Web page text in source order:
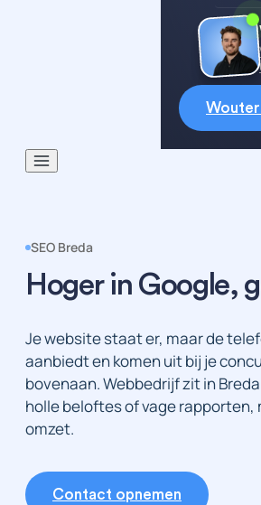
SEO Breda
Hoger in Google,
Je website staat er, maar de
aanbiedt en komen uit bij je
bovenaan. Webbedrijf zit in
holle beloftes of vage rapporten,
omzet.
Contact opnemen